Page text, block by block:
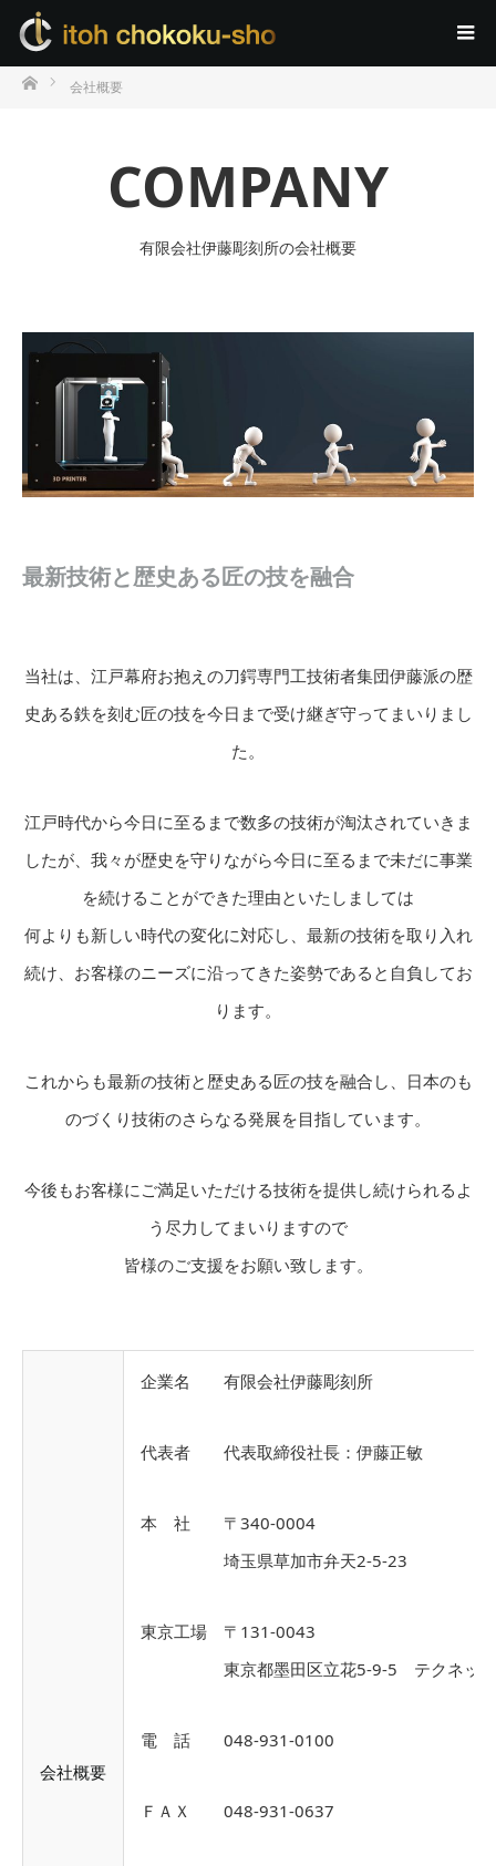
ホーム会社概要
COMPANY
有限会社伊藤彫刻所の会社概要
最新技術と歴史ある匠の技を融合
当社は、江戸幕府お抱えの刀鍔専門工技術者集団伊藤派の歴
史ある鉄を刻む匠の技を今日まで受け継ぎ守ってまいりまし
た。
江戸時代から今日に至るまで数多の技術が淘汰されていきま
したが、我々が歴史を守りながら今日に至るまで未だに事業
を続けることができた理由といたしましては
何よりも新しい時代の変化に対応し、最新の技術を取り入れ
続け、お客様のニーズに沿ってきた姿勢であると自負してお
ります。
これからも最新の技術と歴史ある匠の技を融合し、日本のも
のづくり技術のさらなる発展を目指しています。
今後もお客様にご満足いただける技術を提供し続けられるよ
う尽力してまいりますので
皆様のご支援をお願い致します。
会社概要
企業名 有限会社伊藤彫刻所
代表者 代表取締役社長：伊藤正敏
本 社 〒340-0004
埼玉県草加市弁天2-5-23
東京工場 〒131-0043
東京都墨田区立花5-9-5 テクネット
電 話 048-931-0100
ＦＡＸ 048-931-0637